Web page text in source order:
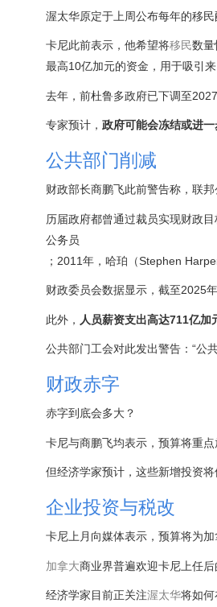
渥太华原定于上周公布每年的移
卡尼此前表示，他希望将移民数量
最高10亿加元的资金，用于吸引
去年，前杜鲁多政府已下调至
专家预计， 政府可能会冻结或进一
公共部门削减
财政部长商鹏飞此前警告称，联
历届政府都曾通过裁员实现财政
公务员
；2011年，哈珀（Stephen
财政委员会数据显示，截至2025
此外， 人员薪资支出高达711亿加
公共部门工会对此发出警告：“公
财政赤字
赤字到底会多大？
卡尼与商鹏飞均表示，预算将重点
但经济学家预计，这些新增投资
企业投资与税改
卡尼上月向媒体表示，预算将为加
加拿大商业界普遍欢迎卡尼上任
经济学家目前正关注渥太华将如何